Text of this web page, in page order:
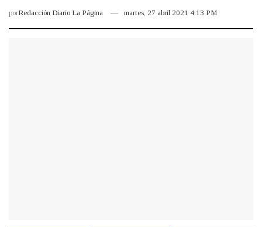
porRedacción Diario La Página martes, 27 abril 2021 4:13 PM